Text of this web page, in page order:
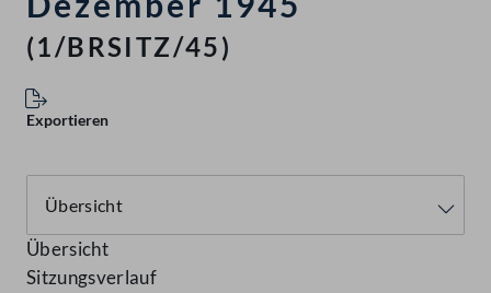
(1/BRSITZ/45)
Exportieren
Übersicht
Sitzungsverlauf